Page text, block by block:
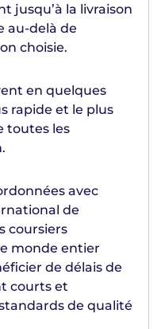
jusqu’à la livraison
au-delà de
choisie.
en quelques
rapide et le plus
toutes les
avec
de
coursiers
monde entier
de délais de
courts et
de qualité